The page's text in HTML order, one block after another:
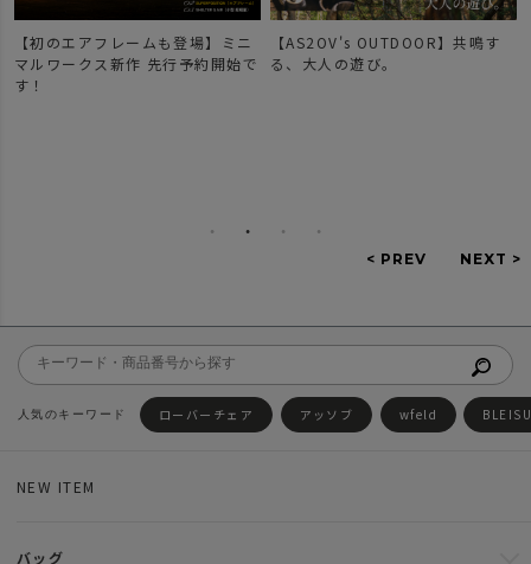
【初のエアフレームも登場】ミニ
マルワークス新作 先行予約開始で
す！
【AS2OV's OUTDOOR】共鳴す
る、大人の遊び。
ローバーチェア アッソブ wfeld
NEW ITEM
バッグ